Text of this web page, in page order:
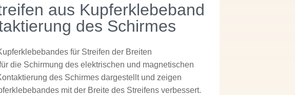
aus Kupferklebeband
des Schirmes
für Streifen der Breiten
die Schirmung des elektrischen und magnetischen
des Schirmes dargestellt und zeigen
mit der Breite des Streifens verbessert.